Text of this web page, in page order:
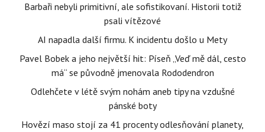
Barbaři nebyli primitivní, ale sofistikovaní. Historii totiž
psali vítězové
AI napadla další firmu. K incidentu došlo u Mety
Pavel Bobek a jeho největší hit: Píseň „Veď mě dál, cesto
má“ se původně jmenovala Rododendron
Odlehčete v létě svým nohám aneb tipy na vzdušné
pánské boty
Hovězí maso stojí za 41 procenty odlesňování planety,